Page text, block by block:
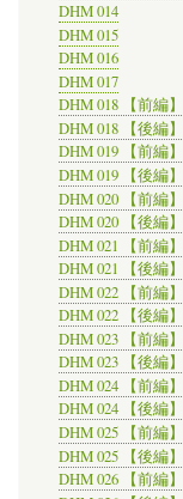
DHM 014
DHM 015
DHM 016
DHM 017
DHM 018 【前編】
DHM 018 【後編】
DHM 019 【前編】
DHM 019 【後編】
DHM 020 【前編】
DHM 020 【後編】
DHM 021 【前編】
DHM 021 【後編】
DHM 022 【前編】
DHM 022 【後編】
DHM 023 【前編】
DHM 023 【後編】
DHM 024 【前編】
DHM 024 【後編】
DHM 025 【前編】
DHM 025 【後編】
DHM 026 【前編】